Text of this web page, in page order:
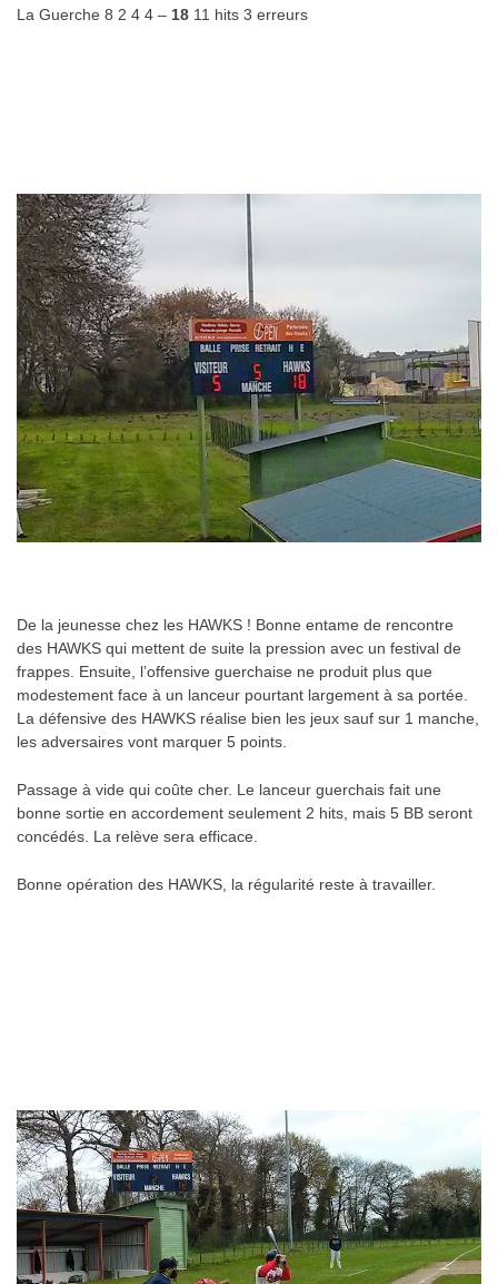
La Guerche 8 2 4 4 – 18 11 hits 3 erreurs
De la jeunesse chez les HAWKS ! Bonne entame de rencontre
des HAWKS qui mettent de suite la pression avec un festival de
frappes. Ensuite, l’offensive guerchaise ne produit plus que
modestement face à un lanceur pourtant largement à sa portée.
La défensive des HAWKS réalise bien les jeux sauf sur 1 manche,
les adversaires vont marquer 5 points.
Passage à vide qui coûte cher. Le lanceur guerchais fait une
bonne sortie en accordement seulement 2 hits, mais 5 BB seront
concédés. La relève sera efficace.
Bonne opération des HAWKS, la régularité reste à travailler.